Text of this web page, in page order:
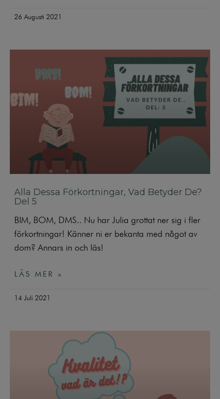
26 Augusti 2021
Alla Dessa Förkortningar, Vad Betyder De?
Del 5
BIM, BOM, DMS.. Nu har Julia grottat ner sig i fler
förkortningar! Känner ni er bekanta med något av
dom? Annars in och läs!
LÄS MER »
14 Juli 2021